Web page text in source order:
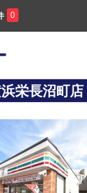
0
栄長沼町店